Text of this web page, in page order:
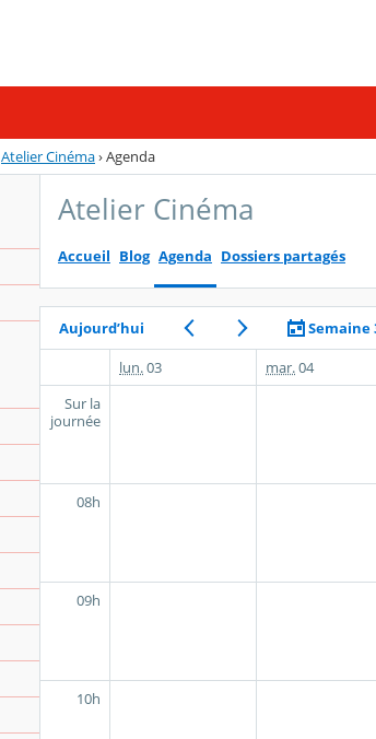
Atelier Cinéma›Agenda
Atelier Cinéma
Accueil Blog Agenda Dossiers partagés
Aujourd’hui Semaine
lun.03 mar.04
Sur la
journée
08h
09h
10h